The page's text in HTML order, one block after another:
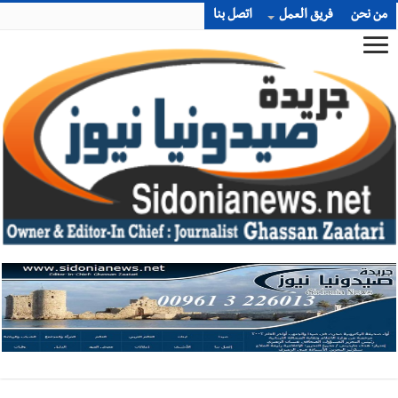
من نحن فريق العمل اتصل بنا
أخبار صيدا بلدية صيدا : حجز مركبتي توكتوك وتغريم صاحبهما